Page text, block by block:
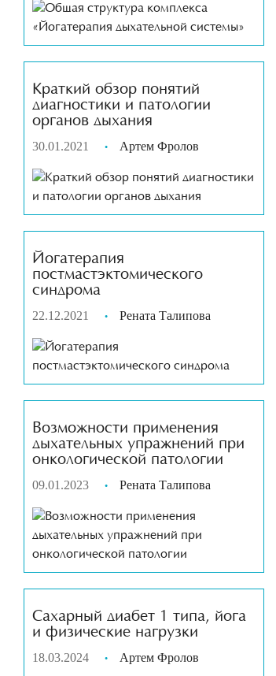
Краткий обзор понятий
диагностики и патологии
органов дыхания
30.01.2021 Артем Фролов
Йогатерапия
постмастэктомического
синдрома
22.12.2021 Рената Талипова
Возможности применения
дыхательных упражнений при
онкологической патологии
09.01.2023 Рената Талипова
Сахарный диабет 1 типа, йога
и физические нагрузки
18.03.2024 Артем Фролов